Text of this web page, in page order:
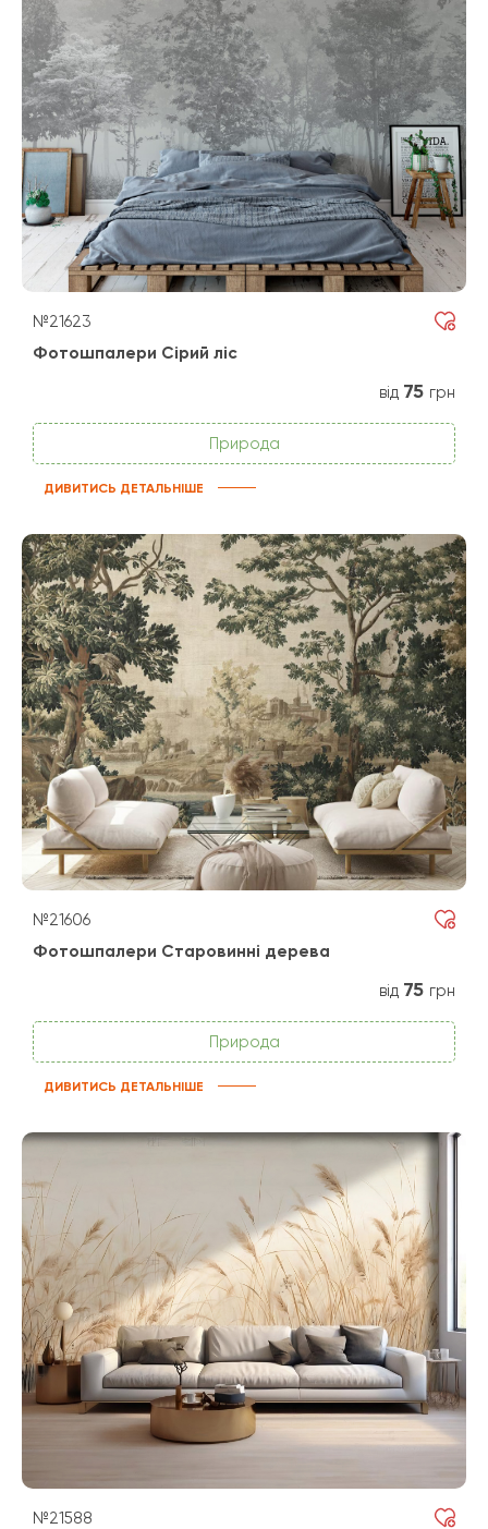
№21623
Фотошпалери Сірий ліс
від 75 грн
Природа
ДИВИТИСЬ ДЕТАЛЬНІШЕ
№21606
Фотошпалери Старовинні дерева
від 75 грн
Природа
ДИВИТИСЬ ДЕТАЛЬНІШЕ
№21588